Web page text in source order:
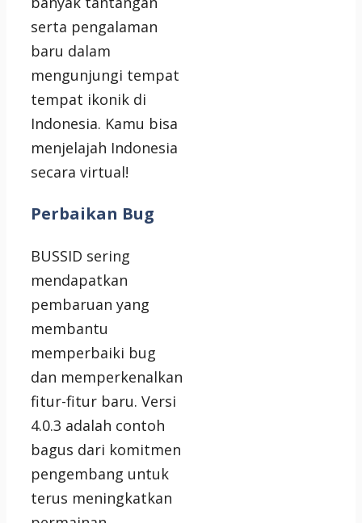
serta pengalaman
baru dalam
mengunjungi tempat
tempat ikonik di
Indonesia. Kamu bisa
menjelajah Indonesia
secara virtual!
Perbaikan Bug
BUSSID sering
mendapatkan
pembaruan yang
membantu
memperbaiki bug
dan memperkenalkan
fitur-fitur baru. Versi
4.0.3 adalah contoh
bagus dari komitmen
pengembang untuk
terus meningkatkan